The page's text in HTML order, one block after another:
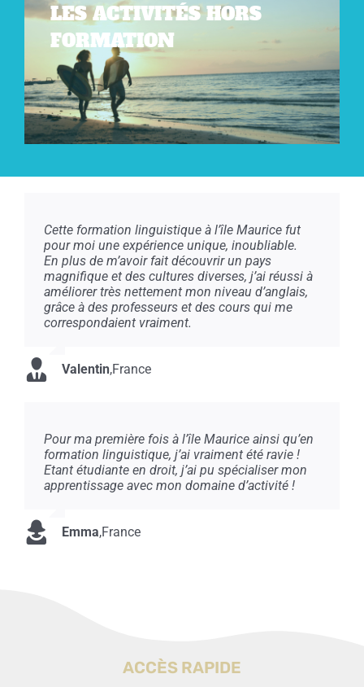
LES ACTIVITÉS HORS
FORMATION
Cette formation linguistique à l’île Maurice fut
pour moi une expérience unique, inoubliable.
En plus de m’avoir fait découvrir un pays
magnifique et des cultures diverses, j’ai réussi à
améliorer très nettement mon niveau d’anglais,
grâce à des professeurs et des cours qui me
correspondaient vraiment.
Valentin,France
Pour ma première fois à l’île Maurice ainsi qu’en
formation linguistique, j’ai vraiment été ravie !
Etant étudiante en droit, j’ai pu spécialiser mon
apprentissage avec mon domaine d’activité !
Emma,France
ACCÈS RAPIDE